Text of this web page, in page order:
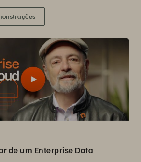
de um Enterprise Data